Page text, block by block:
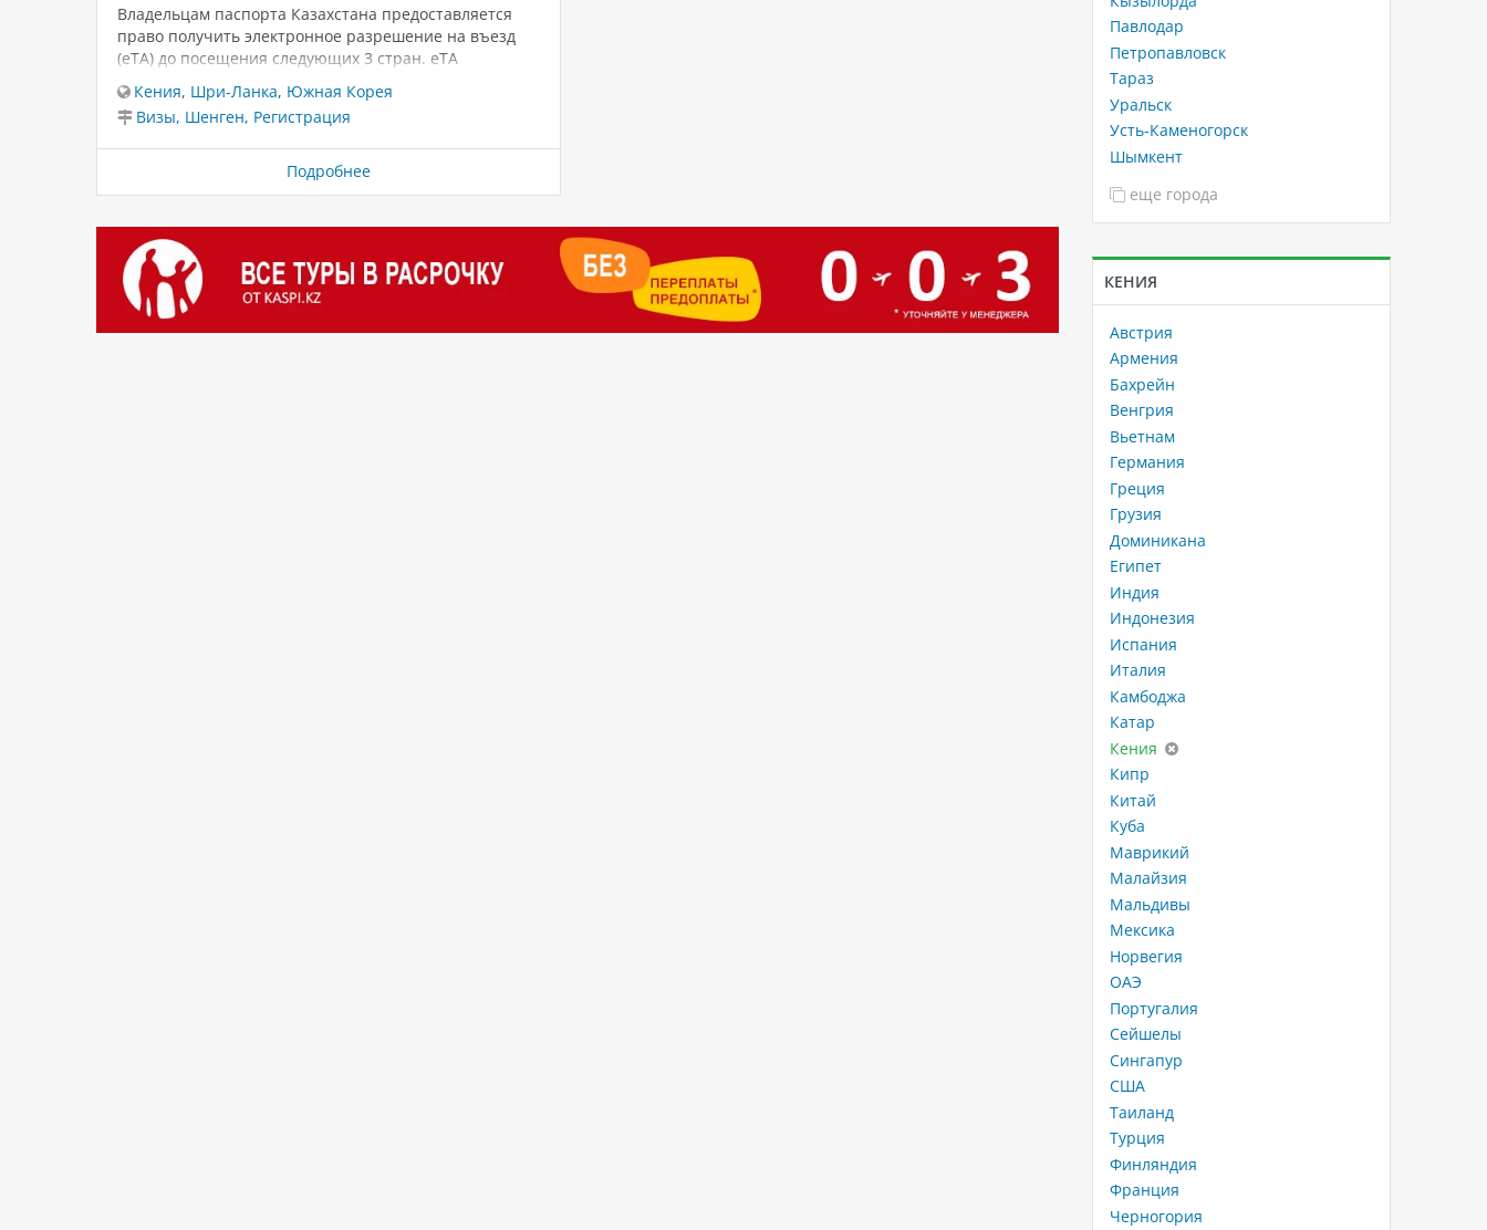
Владельцам паспорта Казахстана предоставляется
право получить электронное разрешение на въезд
(eTA) до посещения следующих 3 стран. eTA
необходимый для путешественников, у которых нет
визы в определенную страну, и он может быть
получен в режиме онлайн до начала поездки. 🇰🇪
Кения 🇱🇰 Шри-Ланка 🇰🇷 Южная Корея Процесс
подачи заявки на получение eTA во многих странах
зачастую выдается в течение нескольких часов или
дней. Стоит отметить, что право на получение eTA
зависит от гражданства путешественника и страны
назначения. Рекомендуем путешественникам всегда
проверять конкретные требования к въезду в страну
Кения, Шри-Ланка, Южная Корея
Визы, Шенген, Регистрация
Подробнее
Павлодар
Петропавловск
Тараз
Уральск
Усть-Каменогорск
Шымкент
еще города
КЕНИЯ
Австрия
Армения
Бахрейн
Венгрия
Вьетнам
Германия
Греция
Грузия
Доминикана
Египет
Индия
Индонезия
Испания
Италия
Камбоджа
Катар
Кения
Кипр
Китай
Куба
Маврикий
Малайзия
Мальдивы
Мексика
Норвегия
ОАЭ
Португалия
Сейшелы
Сингапур
США
Таиланд
Турция
Финляндия
Франция
Черногория